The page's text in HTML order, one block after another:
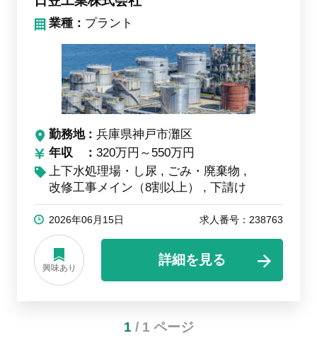
業種： プラント
勤務地
兵庫県神戸市灘区
年収
320万円～550万円
上下水処理場・し尿
ごみ・廃棄物
改修工事メイン（8割以上）
下請け
2026年06月15日 求人番号：238763
興味あり
詳細を見る
1 / 1 ページ